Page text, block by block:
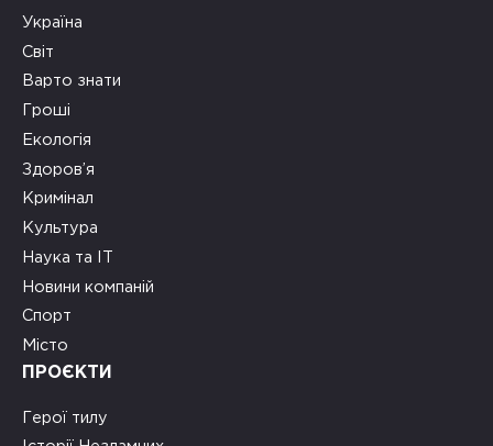
Україна
Світ
Варто знати
Гроші
Екологія
Здоров’я
Кримінал
Культура
Наука та ІТ
Новини компаній
Спорт
Місто
ПРОЄКТИ
Герої тилу